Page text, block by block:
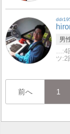
男
…:4
ツ:2
前へ 1